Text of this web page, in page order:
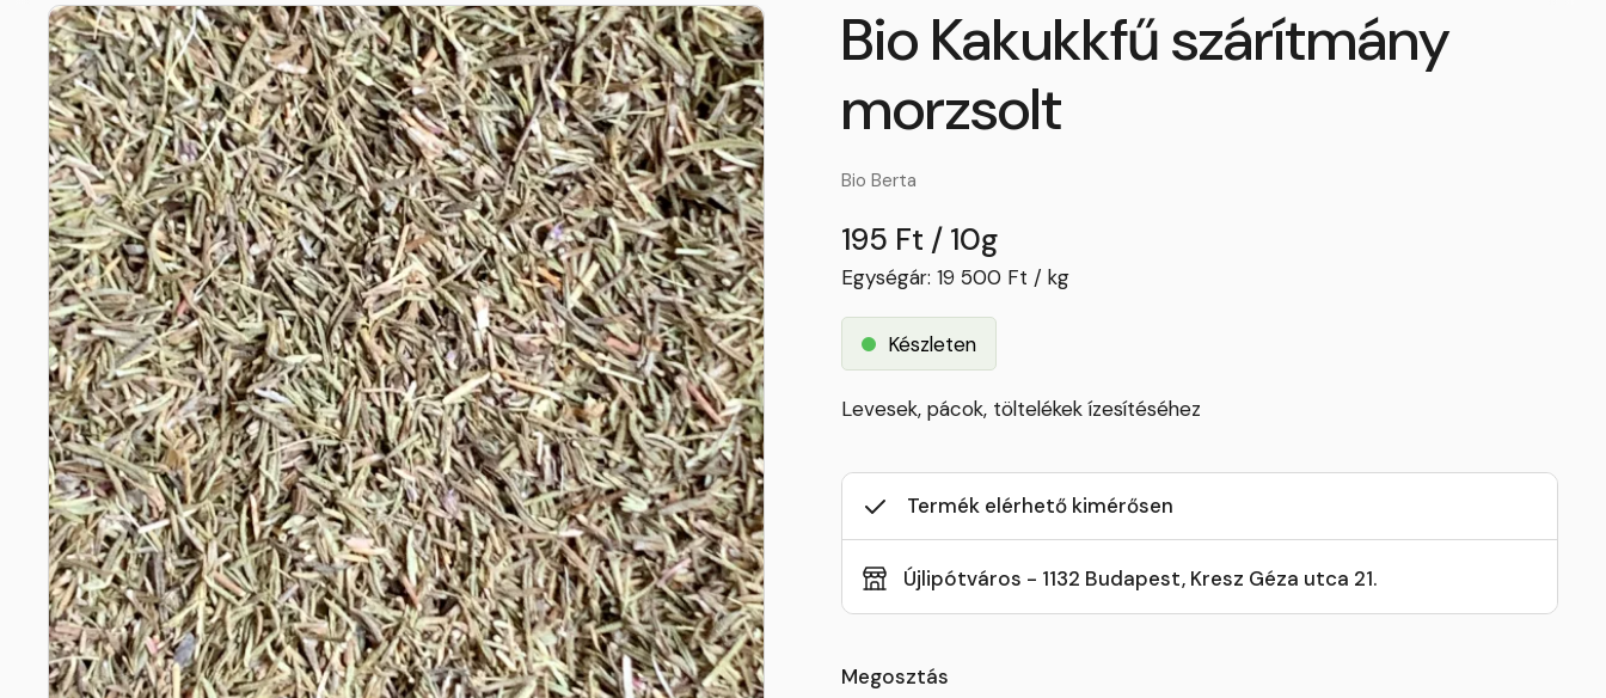
Bio Kakukkfű szárítmány
morzsolt
Bio Berta
195 Ft / 10g
Egységár: 19 500 Ft / kg
Készleten
Levesek, pácok, töltelékek ízesítéséhez
Termék elérhető kimérősen
Újlipótváros - 1132 Budapest, Kresz Géza utca 21.
Megosztás